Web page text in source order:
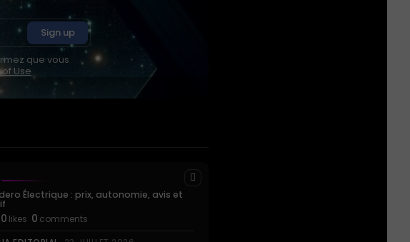
que vous
Use
Électrique : prix, autonomie, avis et
0 likes 0 comments